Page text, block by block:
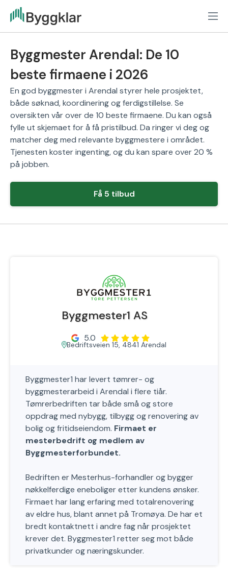
Byggmester Arendal: De 10
beste firmaene i 2026
En god byggmester i Arendal styrer hele prosjektet,
både søknad, koordinering og ferdigstillelse. Se
oversikten vår over de 10 beste firmaene. Du kan også
fylle ut skjemaet for å få pristilbud. Da ringer vi deg og
matcher deg med relevante byggmestere i området.
Tjenesten koster ingenting, og du kan spare over 20 %
på jobben.
Få 5 tilbud
Byggmester1 AS
5.0
Bedriftsveien 15, 4841 Arendal
Byggmester1 har levert tømrer- og
byggmesterarbeid i Arendal i flere tiår.
Tømrerbedriften tar både små og store
oppdrag med nybygg, tilbygg og renovering av
bolig og fritidseiendom. Firmaet er
mesterbedrift og medlem av
Byggmesterforbundet.
Bedriften er Mesterhus-forhandler og bygger
nøkkelferdige eneboliger etter kundens ønsker.
Firmaet har lang erfaring med totalrenovering
av eldre hus, blant annet på Tromøya. De har et
bredt kontaktnett i andre fag når prosjektet
krever det. Byggmester1 retter seg mot både
privatkunder og næringskunder.